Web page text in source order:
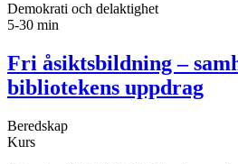
Demokrati och delaktighet
5-30 min
Fri åsiktsbildning –
bibliotekens uppdrag
Beredskap
Kurs